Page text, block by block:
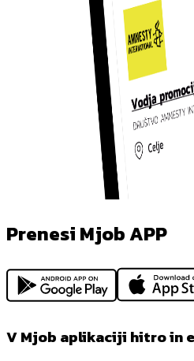
Prenesi Mjob APP
V Mjob aplikaciji hitro in